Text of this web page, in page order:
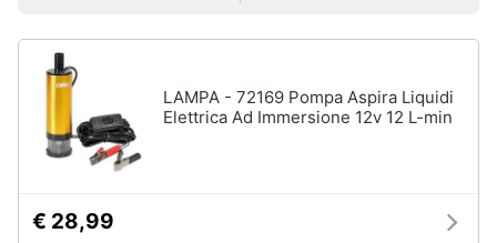
home
Audio
LAMPA - 72169 Pompa Aspira Liquidi
Elettrica Ad Immersione 12v 12 L-min
€ 28,99